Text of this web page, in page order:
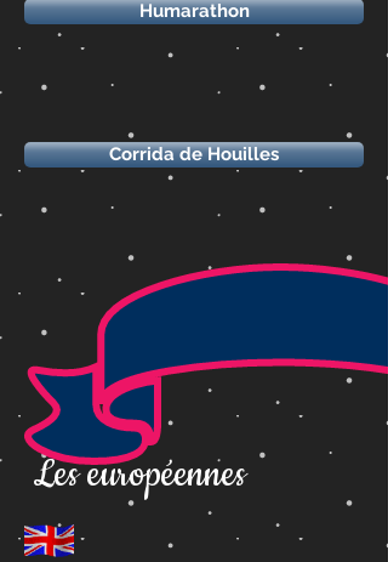
Humarathon
Corrida de Houilles
Les européennes